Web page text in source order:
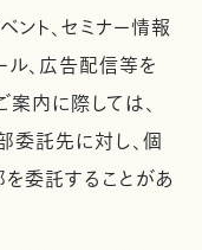
ント、セミナー情報
ル、広告配信等を
案内に際しては、
託先に対し、個
委託することがあ